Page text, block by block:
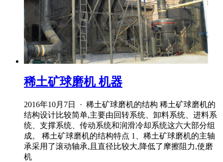
稀土矿球磨机 机器
2016年10月7日 · 稀土矿球磨机的结构 稀土矿球磨机的
结构设计比较简单,主要由回转系统、卸料系统、进料系
统、支撑系统、传动系统和润滑冷却系统这六大部分组
成。 稀土矿球磨机的结构特点 1、稀土矿球磨机的主轴
承采用了滚动轴承,且直径比较大,降低了摩擦阻力,使磨
机